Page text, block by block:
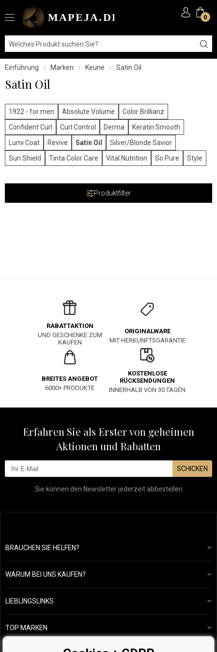
0
Einführung Marken Keune Satin Oil
Satin Oil
1922 - for men Absolute Volume
Color Brillianz
Confident Curl
Curl Control Derma
Keratin Smooth
Lumi Coat
Revive Satin Oil
Silver/Blonde Savior
Sun Shield
Tinta Color Care Vital Nutrition So Pure Style
Produktfilter
RABATTAKTION
UND GESCHENKE ZUM
KAUFEN
ORIGINALWARE
MIT HERKUNFTSGARANTIE
BREITES ANGEBOT
6000+ PRODUKTE
KOSTENLOSE
RÜCKSENDUNGEN
INNERHALB VON 30 TAGEN
Erfahren Sie als Erster von geheimen
Aktionen und Rabatten
SCHICKEN
Sie können den Newsletter jederzeit abbestellen
BRAUCHEN SIE HELFEN?
info@mapeja.de
Wir werden innerhalb von 24 Stunden antworten.
WARUM BEI UNS KAUFEN?
Allgemeine geschäftsbedingungen
Datenschutzerklärung
Übersicht über Zahlungen und Versand
Rückgabe von Waren
LIEBLINGSLINKS
Unsere Geschichte
Kostenlose Produktproben
TOP MARKEN
Kérastase